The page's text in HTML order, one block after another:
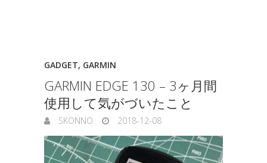
GADGET, GARMIN
GARMIN EDGE 130 – 3ヶ月間
使用して気がづいたこと
SKONNO 2018-12-08